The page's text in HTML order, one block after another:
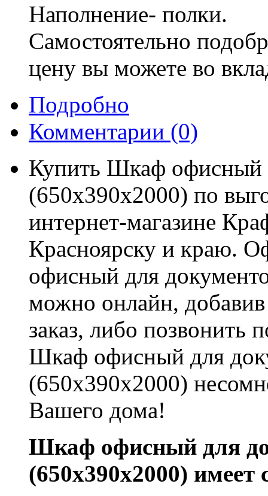
Наполнение- полки.
Самостоятельно
цену вы можете во
Подробно
Комментарии (0)
Купить Шкаф офисный
(650x390x2000) по
интернет-магазине
Красноярску и краю.
офисный для
можно онлайн,
заказ, либо позвонить
Шкаф офисный для
(650x390x2000)
Вашего дома!
Шкаф офисный для
(650x390x2000)